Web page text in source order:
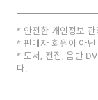
안전한 개인정보
판매자 회원이 아
도서, 전집, 음반
다.